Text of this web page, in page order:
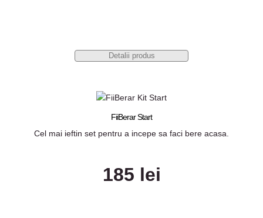
Detalii produs
FiiBerar Start
Cel mai ieftin set pentru a incepe sa faci bere acasa.
185 lei